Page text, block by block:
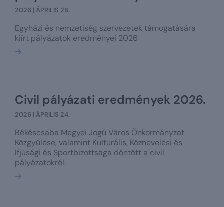
2026 | ÁPRILIS 28.
Egyházi és nemzetiség szervezetek támogatására
kiírt pályázatok eredményei 2026
Bővebben
Civil pályázati eredmények 2026.
2026 | ÁPRILIS 24.
Békéscsaba Megyei Jogú Város Önkormányzat
Közgyűlése, valamint Kulturális, Köznevelési és
Ifjúsági és Sportbizottsága döntött a civil
pályázatokról.
Bővebben